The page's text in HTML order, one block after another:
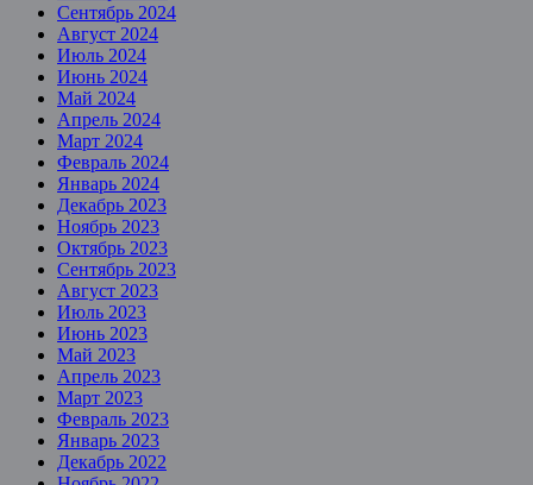
Сентябрь 2024
Август 2024
Июль 2024
Июнь 2024
Май 2024
Апрель 2024
Март 2024
Февраль 2024
Январь 2024
Декабрь 2023
Ноябрь 2023
Октябрь 2023
Сентябрь 2023
Август 2023
Июль 2023
Июнь 2023
Май 2023
Апрель 2023
Март 2023
Февраль 2023
Январь 2023
Декабрь 2022